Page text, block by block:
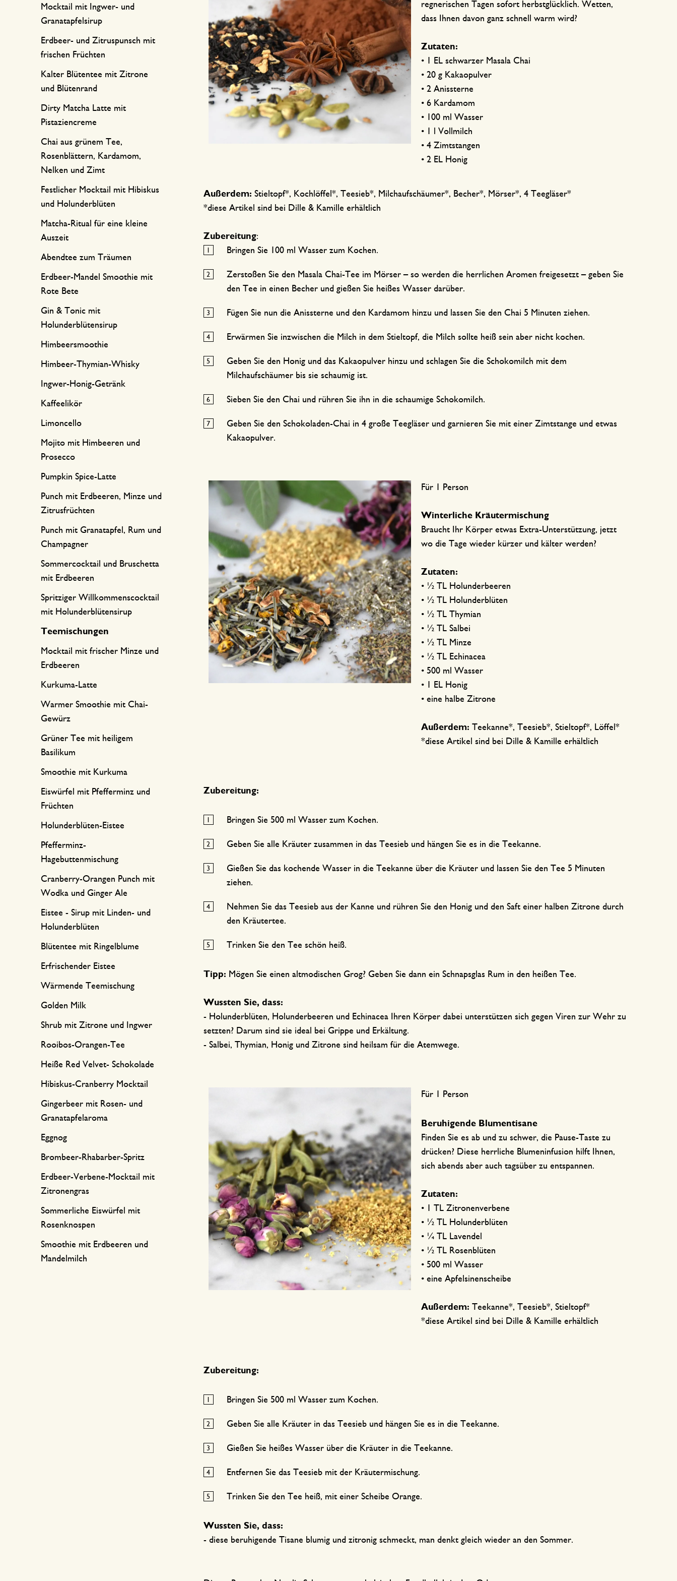
Tischwäsche
Tee-Zubehör
Besteck
International kochen
Kerzenhalter
Körbe
Taschen
regnerischen Tagen sofort herbstglücklich. Wetten,
dass Ihnen davon ganz schnell warm wird?
Zutaten:
• 1 EL schwarzer Masala Chai
• 20 g Kakaopulver
• 2 Anissterne
• 6 Kardamom
• 100 ml Wasser
• 1 l Vollmilch
• 4 Zimtstangen
• 2 EL Honig
Außerdem: Stieltopf*, Kochlöffel*, Teesieb*, Milchaufschäumer*, Becher*, Mörser*, 4 Teegläser*
*diese Artikel sind bei Dille & Kamille erhältlich
Zubereitung:
Bringen Sie 100 ml Wasser zum Kochen.
Zerstoßen Sie den Masala Chai-Tee im Mörser – so werden die herrlichen Aromen freigesetzt – geben Sie
den Tee in einen Becher und gießen Sie heißes Wasser darüber.
Fügen Sie nun die Anissterne und den Kardamom hinzu und lassen Sie den Chai 5 Minuten ziehen.
Erwärmen Sie inzwischen die Milch in dem Stieltopf, die Milch sollte heiß sein aber nicht kochen.
Geben Sie den Honig und das Kakaopulver hinzu und schlagen Sie die Schokomilch mit dem
Milchaufschäumer bis sie schaumig ist.
Sieben Sie den Chai und rühren Sie ihn in die schaumige Schokomilch.
Geben Sie den Schokoladen-Chai in 4 große Teegläser und garnieren Sie mit einer Zimtstange und etwas
Kakaopulver.
Für 1 Person
Winterliche Kräutermischung
Braucht Ihr Körper etwas Extra-Unterstützung, jetzt
wo die Tage wieder kürzer und kälter werden?
Zutaten:
• ½ TL Holunderbeeren
• ½ TL Holunderblüten
• ½ TL Thymian
• ½ TL Salbei
• ½ TL Minze
• ½ TL Echinacea
• 500 ml Wasser
• 1 EL Honig
• eine halbe Zitrone
Außerdem: Teekanne*, Teesieb*, Stieltopf*, Löffel*
*diese Artikel sind bei Dille & Kamille erhältlich
Zubereitung:
Bringen Sie 500 ml Wasser zum Kochen.
Geben Sie alle Kräuter zusammen in das Teesieb und hängen Sie es in die Teekanne.
Gießen Sie das kochende Wasser in die Teekanne über die Kräuter und lassen Sie den Tee 5 Minuten
ziehen.
Nehmen Sie das Teesieb aus der Kanne und rühren Sie den Honig und den Saft einer halben Zitrone durch
den Kräutertee.
Trinken Sie den Tee schön heiß.
Tipp: Mögen Sie einen altmodischen Grog? Geben Sie dann ein Schnapsglas Rum in den heißen Tee.
Wussten Sie, dass:
- Holunderblüten, Holunderbeeren und Echinacea Ihren Körper dabei unterstützen sich gegen Viren zur Wehr zu
setzten? Darum sind sie ideal bei Grippe und Erkältung.
- Salbei, Thymian, Honig und Zitrone sind heilsam für die Atemwege.
Für 1 Person
Beruhigende Blumentisane
Finden Sie es ab und zu schwer, die Pause-Taste zu
drücken? Diese herrliche Blumeninfusion hilft Ihnen,
sich abends aber auch tagsüber zu entspannen.
Zutaten:
• 1 TL Zitronenverbene
• ½ TL Holunderblüten
• ¼ TL Lavendel
• ½ TL Rosenblüten
• 500 ml Wasser
• eine Apfelsinenscheibe
Außerdem: Teekanne*, Teesieb*, Stieltopf*
*diese Artikel sind bei Dille & Kamille erhältlich
Zubereitung:
Bringen Sie 500 ml Wasser zum Kochen.
Geben Sie alle Kräuter in das Teesieb und hängen Sie es in die Teekanne.
Gießen Sie heißes Wasser über die Kräuter in die Teekanne.
Entfernen Sie das Teesieb mit der Kräutermischung.
Trinken Sie den Tee heiß, mit einer Scheibe Orange.
Wussten Sie, dass:
- diese beruhigende Tisane blumig und zitronig schmeckt, man denkt gleich wieder an den Sommer.
Mocktail mit Ingwer- und
Granatapfelsirup
Erdbeer- und Zitruspunsch mit
frischen Früchten
Kalter Blütentee mit Zitrone
und Blütenrand
Dirty Matcha Latte mit
Pistaziencreme
Chai aus grünem Tee,
Rosenblättern, Kardamom,
Nelken und Zimt
Festlicher Mocktail mit Hibiskus
und Holunderblüten
Matcha-Ritual für eine kleine
Auszeit
Abendtee zum Träumen
Erdbeer-Mandel Smoothie mit
Rote Bete
Gin & Tonic mit
Holunderblütensirup
Himbeersmoothie
Himbeer-Thymian-Whisky
Ingwer-Honig-Getränk
Kaffeelikör
Limoncello
Mojito mit Himbeeren und
Prosecco
Pumpkin Spice-Latte
Punch mit Erdbeeren, Minze und
Zitrusfrüchten
Punch mit Granatapfel, Rum und
Champagner
Sommercocktail und Bruschetta
mit Erdbeeren
Spritziger Willkommenscocktail
mit Holunderblütensirup
Teemischungen
Mocktail mit frischer Minze und
Erdbeeren
Kurkuma-Latte
Warmer Smoothie mit Chai-
Gewürz
Grüner Tee mit heiligem
Basilikum
Smoothie mit Kurkuma
Eiswürfel mit Pfefferminz und
Früchten
Holunderblüten-Eistee
Pfefferminz-
Hagebuttenmischung
Cranberry-Orangen Punch mit
Wodka und Ginger Ale
Eistee - Sirup mit Linden- und
Holunderblüten
Blütentee mit Ringelblume
Erfrischender Eistee
Wärmende Teemischung
Golden Milk
Shrub mit Zitrone und Ingwer
Rooibos-Orangen-Tee
Heiße Red Velvet- Schokolade
Hibiskus-Cranberry Mocktail
Gingerbeer mit Rosen- und
Granatapfelaroma
Eggnog
Brombeer-Rhabarber-Spritz
Erdbeer-Verbene-Mocktail mit
Zitronengras
Sommerliche Eiswürfel mit
Rosenknospen
Smoothie mit Erdbeeren und
Mandelmilch